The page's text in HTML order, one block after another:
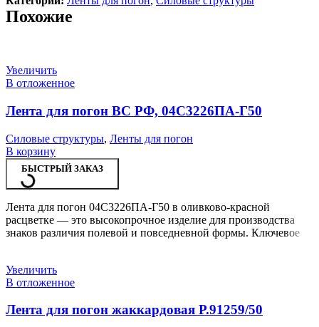
Похожие
Увеличить
В отложенное
Лента для погон ВС РФ, 04С3226ПА-Г50
Силовые структуры, Ленты для погон
В корзину
БЫСТРЫЙ ЗАКАЗ
Лента для погон 04С3226ПА-Г50 в оливково-красной
расцветке — это высокопрочное изделие для производства
знаков различия полевой и повседневной формы. Ключевое
Увеличить
В отложенное
Лента для погон жаккардовая Р.91259/50